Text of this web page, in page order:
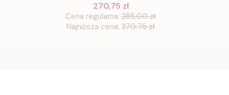
270,75 zł
Cena regularna: 285,00 zł
Najniższa cena: 270,75 zł